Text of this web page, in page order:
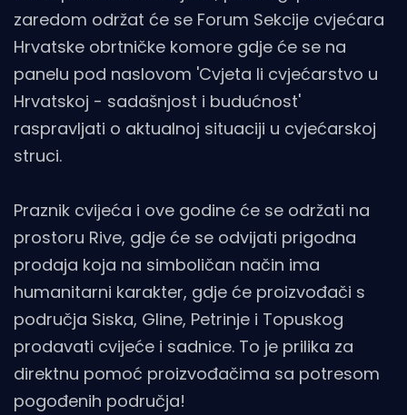
zaredom održat će se Forum Sekcije cvjećara
Hrvatske obrtničke komore gdje će se na
panelu pod naslovom 'Cvjeta li cvjećarstvo u
Hrvatskoj - sadašnjost i budućnost'
raspravljati o aktualnoj situaciji u cvjećarskoj
struci.
Praznik cvijeća i ove godine će se održati na
prostoru Rive, gdje će se odvijati prigodna
prodaja koja na simboličan način ima
humanitarni karakter, gdje će proizvođači s
područja Siska, Gline, Petrinje i Topuskog
prodavati cvijeće i sadnice. To je prilika za
direktnu pomoć proizvođačima sa potresom
pogođenih područja!